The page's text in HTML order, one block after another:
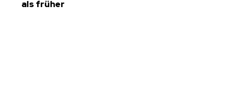
als früher